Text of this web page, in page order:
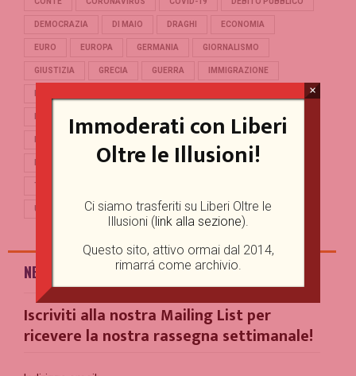
DEMOCRAZIA DI MAIO DRAGHI ECONOMIA
EURO EUROPA GERMANIA GIORNALISMO
GIUSTIZIA GRECIA GUERRA IMMIGRAZIONE
OCCIDENTE POPULISMO
SALVINI SCUOLA STORIA TERRORISMO
TRUMP
UNIONE EUROPEA USA
NEWSLETTER
Iscriviti alla nostra Mailing List per
ricevere la nostra rassegna settimanale!
Immoderati con Liberi
Oltre le Illusioni!
Ci siamo trasferiti su Liberi Oltre le
Illusioni (link alla sezione).
Questo sito, attivo ormai dal 2014,
rimarrá come archivio.
×